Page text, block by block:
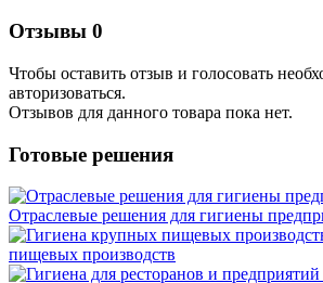
Отзывы 0
Чтобы оcтавить отзыв и голосовать
авторизоваться.
Отзывов для данного товара пока нет.
Готовые решения
Отраслевые решения для гигиены
пищевых производств